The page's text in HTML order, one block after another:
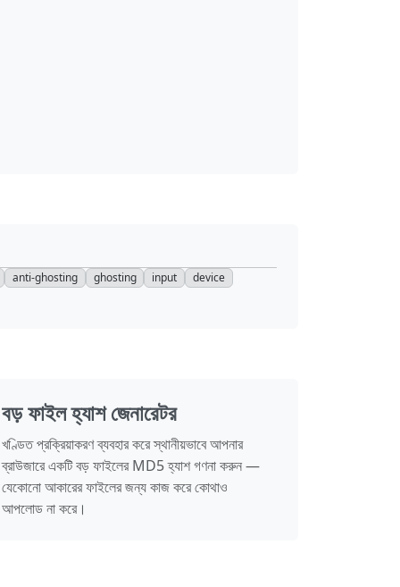
anti-ghosting ghosting input device
বড় ফাইল হ্যাশ জেনারেটর
খণ্ডিত প্রক্রিয়াকরণ ব্যবহার করে স্থানীয়ভাবে আপনার
ব্রাউজারে একটি বড় ফাইলের MD5 হ্যাশ গণনা করুন —
যেকোনো আকারের ফাইলের জন্য কাজ করে কোথাও
আপলোড না করে।